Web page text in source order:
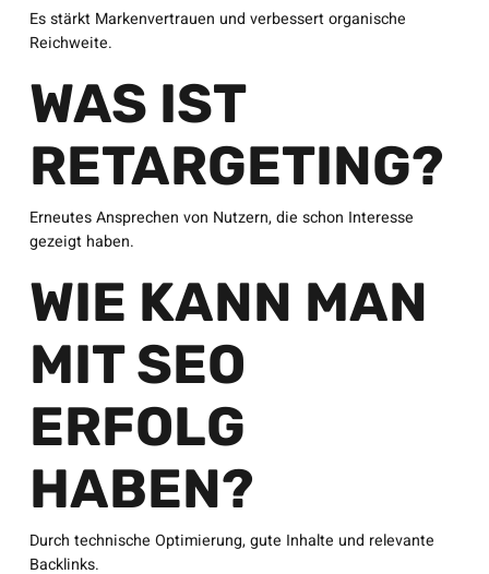
Es stärkt Markenvertrauen und verbessert organische
Reichweite.
WAS IST
RETARGETING?
Erneutes Ansprechen von Nutzern, die schon Interesse
gezeigt haben.
WIE KANN MAN
MIT SEO
ERFOLG
HABEN?
Durch technische Optimierung, gute Inhalte und relevante
Backlinks.